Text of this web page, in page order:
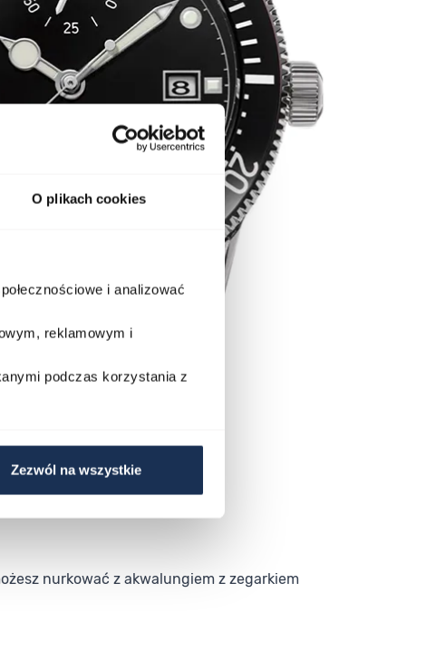
O plikach cookies
i analizować
reklamowym i
podczas korzystania z
Zezwól na wszystkie
nurkować z akwalungiem z zegarkiem